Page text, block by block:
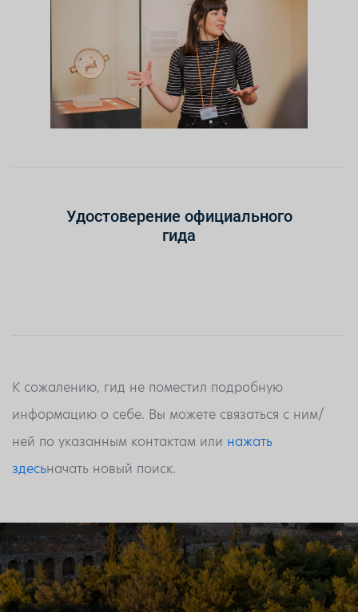
Удостоверение официального
гида
К сожалению, гид не поместил подробную
информацию о себе. Вы можете связаться с ним/
ней по указанным контактам или нажать
здесьначать новый поиск.